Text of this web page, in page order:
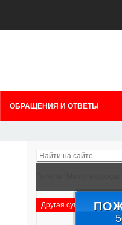
ОБРАЩЕНИЯ И ОТВЕТЫ
Другая сумма